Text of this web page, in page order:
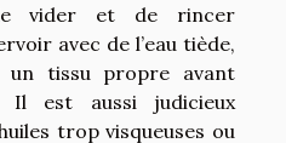
vider et de rincer
avec de l’eau tiède,
un tissu propre avant
Il est aussi judicieux
trop visqueuses ou